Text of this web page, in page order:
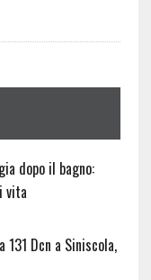
dopo il bagno:
vita
Dcn a Siniscola,